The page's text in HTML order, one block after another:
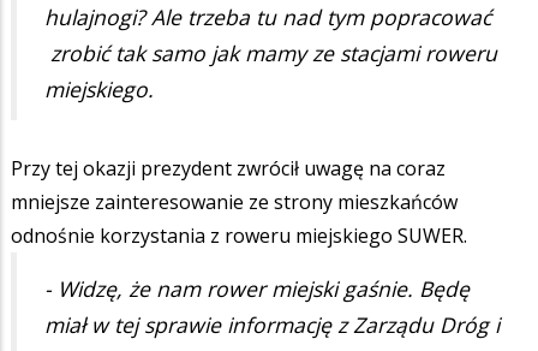
hulajnogi? Ale trzeba tu nad tym popracować
zrobić tak samo jak mamy ze stacjami roweru
miejskiego.
Przy tej okazji prezydent zwrócił uwagę na coraz
mniejsze zainteresowanie ze strony mieszkańców
odnośnie korzystania z roweru miejskiego SUWER.
- Widzę, że nam rower miejski gaśnie. Będę
miał w tej sprawie informację z Zarządu Dróg i